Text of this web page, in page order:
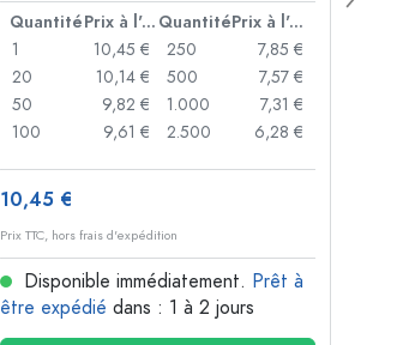
Quantité Prix à l'unité Quantité
Prix à l'unité
1
10,45 €
20
10,14 €
50
9,82 €
100
9,61 €
250
7,85 €
500
7,57 €
1.000
7,31 €
2.500
6,28 €
10,45 €
Prix TTC, hors frais d'expédition
Disponible immédiatement. Prêt à
être expédié dans : 1 à 2 jours